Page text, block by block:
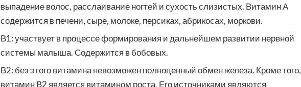
выпадение волос, расслаивание ногтей и сухость слизистых. Витамин А
содержится в печени, сыре, молоке, персиках, абрикосах, моркови.
В1: участвует в процессе формирования и дальнейшем развитии нервной
системы малыша. Содержится в бобовых.
В2: без этого витамина невозможен полноценный обмен железа. Кроме того,
витамин В2 является витамином роста. Его источниками являются